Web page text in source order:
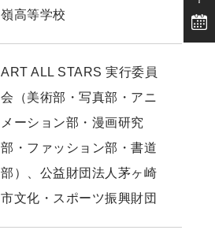
嶺高等学校
ART ALL STARS 実行委員
会（美術部・写真部・アニ
メーション部・漫画研究
部・ファッション部・書道
部）、公益財団法人茅ヶ崎
市文化・スポーツ振興財団